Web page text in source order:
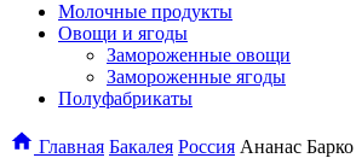
Молочные продукты
Овощи и ягоды
Замороженные овощи
Замороженные ягоды
Полуфабрикаты
Главная Бакалея Россия Ананас